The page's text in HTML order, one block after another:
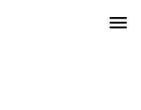
menu